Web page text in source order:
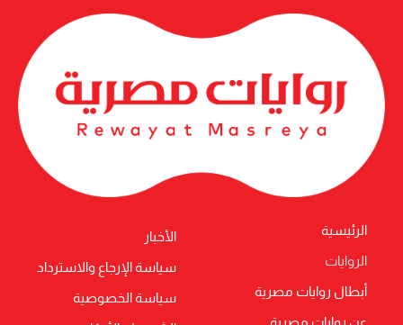
الرئيسية
الروايات
أبطال روايات مصرية
الأخبار
سياسة الإرجاع والاسترداد
سياسة الخصوصية